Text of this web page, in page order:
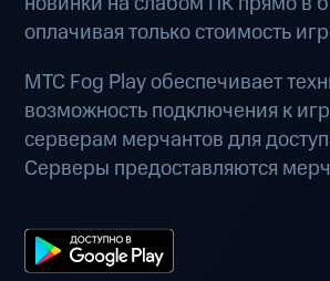
оплачивая только стоимость
МТС Fog Play обеспечивает
возможность подключения к
серверам мерчантов для
Серверы предоставляются